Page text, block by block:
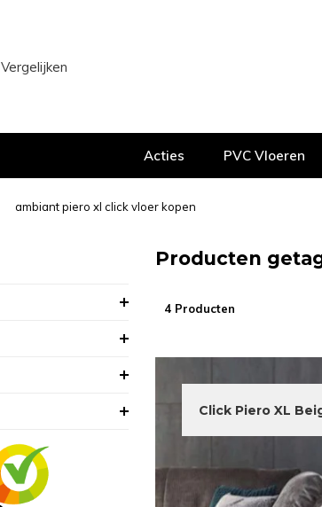
Vergelijken
Acties PVC Vloeren
ambiant piero xl click vloer kopen
Producten
4 Producten
Click Piero XL